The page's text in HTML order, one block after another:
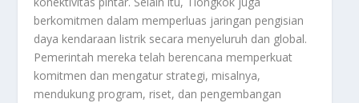
berkomitmen dalam memperluas jaringan pengisian
daya kendaraan listrik secara menyeluruh dan global.
Pemerintah mereka telah berencana memperkuat
komitmen dan mengatur strategi, misalnya,
mendukung program, riset, dan pengembangan